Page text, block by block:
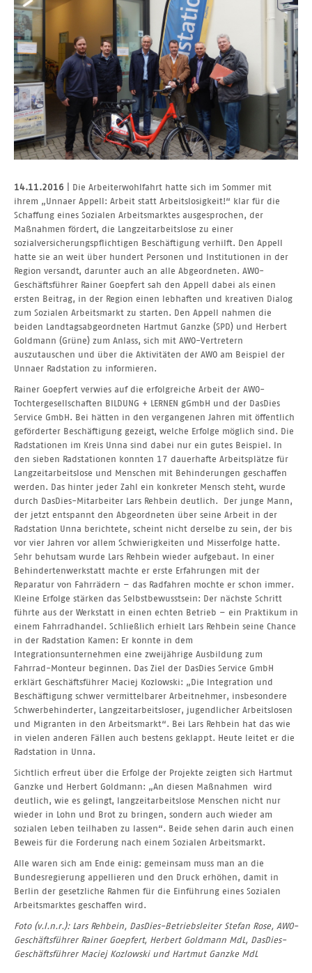
14.11.2016 | Die Arbeiterwohlfahrt hatte sich im Sommer mit
ihrem „Unnaer Appell: Arbeit statt Arbeitslosigkeit!“ klar für die
Schaffung eines Sozialen Arbeitsmarktes ausgesprochen, der
Maßnahmen fördert, die Langzeitarbeitslose zu einer
sozialversicherungspflichtigen Beschäftigung verhilft. Den Appell
hatte sie an weit über hundert Personen und Institutionen in der
Region versandt, darunter auch an alle Abgeordneten. AWO-
Geschäftsführer Rainer Goepfert sah den Appell dabei als einen
ersten Beitrag, in der Region einen lebhaften und kreativen Dialog
zum Sozialen Arbeitsmarkt zu starten. Den Appell nahmen die
beiden Landtagsabgeordneten Hartmut Ganzke (SPD) und Herbert
Goldmann (Grüne) zum Anlass, sich mit AWO-Vertretern
auszutauschen und über die Aktivitäten der AWO am Beispiel der
Unnaer Radstation zu informieren.
Rainer Goepfert verwies auf die erfolgreiche Arbeit der AWO-
Tochtergesellschaften BILDUNG + LERNEN gGmbH und der DasDies
Service GmbH. Bei hätten in den vergangenen Jahren mit öffentlich
geförderter Beschäftigung gezeigt, welche Erfolge möglich sind. Die
Radstationen im Kreis Unna sind dabei nur ein gutes Beispiel. In
den sieben Radstationen konnten 17 dauerhafte Arbeitsplätze für
Langzeitarbeitslose und Menschen mit Behinderungen geschaffen
werden. Das hinter jeder Zahl ein konkreter Mensch steht, wurde
durch DasDies-Mitarbeiter Lars Rehbein deutlich. Der junge Mann,
der jetzt entspannt den Abgeordneten über seine Arbeit in der
Radstation Unna berichtete, scheint nicht derselbe zu sein, der bis
vor vier Jahren vor allem Schwierigkeiten und Misserfolge hatte.
Sehr behutsam wurde Lars Rehbein wieder aufgebaut. In einer
Behindertenwerkstatt machte er erste Erfahrungen mit der
Reparatur von Fahrrädern – das Radfahren mochte er schon immer.
Kleine Erfolge stärken das Selbstbewusstsein: Der nächste Schritt
führte aus der Werkstatt in einen echten Betrieb – ein Praktikum in
einem Fahrradhandel. Schließlich erhielt Lars Rehbein seine Chance
in der Radstation Kamen: Er konnte in dem
Integrationsunternehmen eine zweijährige Ausbildung zum
Fahrrad-Monteur beginnen. Das Ziel der DasDies Service GmbH
erklärt Geschäftsführer Maciej Kozlowski: „Die Integration und
Beschäftigung schwer vermittelbarer Arbeitnehmer, insbesondere
Schwerbehinderter, Langzeitarbeitsloser, jugendlicher Arbeitslosen
und Migranten in den Arbeitsmarkt“. Bei Lars Rehbein hat das wie
in vielen anderen Fällen auch bestens geklappt. Heute leitet er die
Radstation in Unna.
Sichtlich erfreut über die Erfolge der Projekte zeigten sich Hartmut
Ganzke und Herbert Goldmann: „An diesen Maßnahmen wird
deutlich, wie es gelingt, langzeitarbeitslose Menschen nicht nur
wieder in Lohn und Brot zu bringen, sondern auch wieder am
sozialen Leben teilhaben zu lassen“. Beide sehen darin auch einen
Beweis für die Forderung nach einem Sozialen Arbeitsmarkt.
Alle waren sich am Ende einig: gemeinsam muss man an die
Bundesregierung appellieren und den Druck erhöhen, damit in
Berlin der gesetzliche Rahmen für die Einführung eines Sozialen
Arbeitsmarktes geschaffen wird.
Foto (v.l.n.r.): Lars Rehbein, DasDies-Betriebsleiter Stefan Rose, AWO-
Geschäftsführer Rainer Goepfert, Herbert Goldmann MdL, DasDies-
Geschäftsführer Maciej Kozlowski und Hartmut Ganzke MdL